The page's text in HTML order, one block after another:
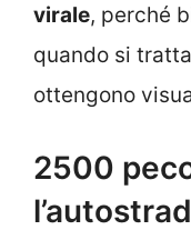
virale, perché
quando si
ottengono
2500